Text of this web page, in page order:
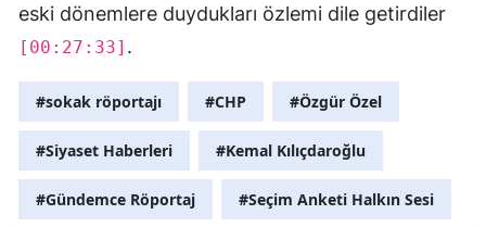
eski dönemlere duydukları özlemi dile getirdiler
[00:27:33] .
#sokak röportajı #CHP #Özgür Özel
#Siyaset Haberleri #Kemal Kılıçdaroğlu
#Gündemce Röportaj #Seçim Anketi Halkın Sesi